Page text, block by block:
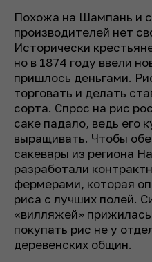
Похожа на Шампань и
производителей нет
Исторически
но в 1874 году ввели
пришлось деньгами.
торговать и делать
сорта. Спрос на рис
саке падало, ведь его
выращивать. Чтобы
сакевары из региона
разработали
фермерами, которая
риса с лучших полей.
«вилляжей»
покупать рис не у
деревенских общин.